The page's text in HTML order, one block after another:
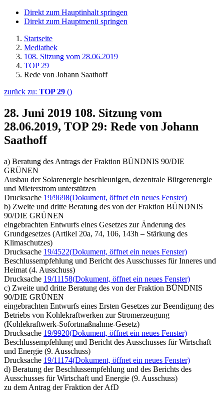
Direkt zum Hauptinhalt springen
Direkt zum Hauptmenü springen
Startseite
Mediathek
108. Sitzung vom 28.06.2019
TOP 29
Rede von Johann Saathoff
zurück zu: TOP 29 ()
28. Juni 2019 108. Sitzung vom
28.06.2019, TOP 29: Rede von Johann
Saathoff
a) Beratung des Antrags der Fraktion BÜNDNIS 90/DIE
GRÜNEN
Ausbau der Solarenergie beschleunigen, dezentrale Bürgerenergie
und Mieterstrom unterstützen
Drucksache 19/9698(Dokument, öffnet ein neues Fenster)
b) Zweite und dritte Beratung des von der Fraktion BÜNDNIS
90/DIE GRÜNEN
eingebrachten Entwurfs eines Gesetzes zur Änderung des
Grundgesetzes (Artikel 20a, 74, 106, 143h – Stärkung des
Klimaschutzes)
Drucksache 19/4522(Dokument, öffnet ein neues Fenster)
Beschlussempfehlung und Bericht des Ausschusses für Inneres und
Heimat (4. Ausschuss)
Drucksache 19/11158(Dokument, öffnet ein neues Fenster)
c) Zweite und dritte Beratung des von der Fraktion BÜNDNIS
90/DIE GRÜNEN
eingebrachten Entwurfs eines Ersten Gesetzes zur Beendigung des
Betriebs von Kohlekraftwerken zur Stromerzeugung
(Kohlekraftwerk-Sofortmaßnahme-Gesetz)
Drucksache 19/9920(Dokument, öffnet ein neues Fenster)
Beschlussempfehlung und Bericht des Ausschusses für Wirtschaft
und Energie (9. Ausschuss)
Drucksache 19/11174(Dokument, öffnet ein neues Fenster)
d) Beratung der Beschlussempfehlung und des Berichts des
Ausschusses für Wirtschaft und Energie (9. Ausschuss)
zu dem Antrag der Fraktion der AfD